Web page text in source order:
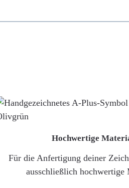
Hochwertige
Für die Anfertigung deiner
ausschließlich hochwertige